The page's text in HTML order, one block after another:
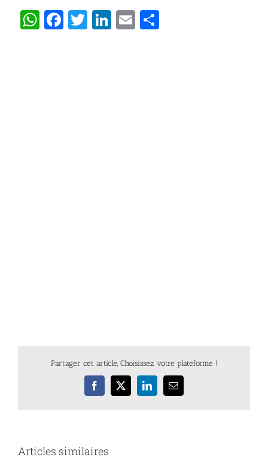
WhatsApp
Facebook
Twitter
LinkedIn
Email
Partager cet article, Choisissez votre plateforme !
Facebook
X LinkedInEmail
Articles similaires